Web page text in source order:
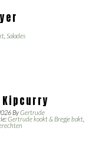
,Salades
Kipcurry
ByGertrude
Gertrude kookt & Bregje bakt